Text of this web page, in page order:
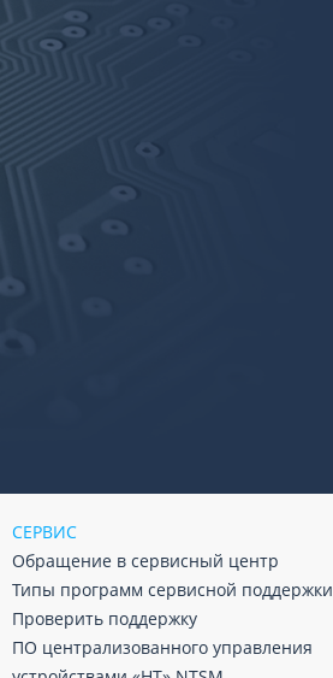
СЕРВИС
Обращение в сервисный центр
Типы программ сервисной поддержки
Проверить поддержку
ПО централизованного управления